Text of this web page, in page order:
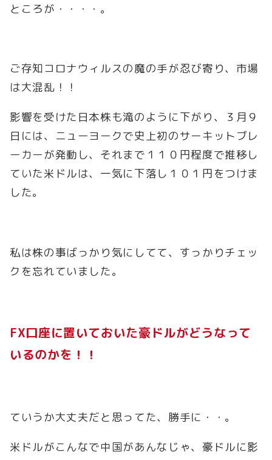
ところが・・・・。
ご存知コロナウィルスの魔の手が忍び寄り、市場
は大混乱！！
影響を受けた日本株も滝のように下がり、３月９
日には、ニューヨークで史上初のサーキットブレ
ーカーが発動し、それまで１１０円程度で推移し
ていた米ドルは、一気に下落し１０１円をつけま
した。
私は株の事ばっかり気にしてて、すっかりチェッ
クを忘れていました。
FX口座に置いておいた豪ドルがどうなって
いるのかを！！
ていうか大丈夫だと思ってた、勝手に・・。
米ドルがこんなで中国があんなじゃ、豪ドルに影